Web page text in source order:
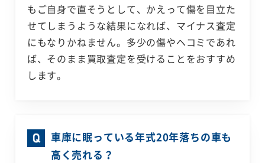
もご自身で直そうとして、かえって傷を目立た
せてしまうような結果になれば、マイナス査定
にもなりかねません。多少の傷やヘコミであれ
ば、そのまま買取査定を受けることをおすすめ
します。
車庫に眠っている年式20年落ちの車も
高く売れる？